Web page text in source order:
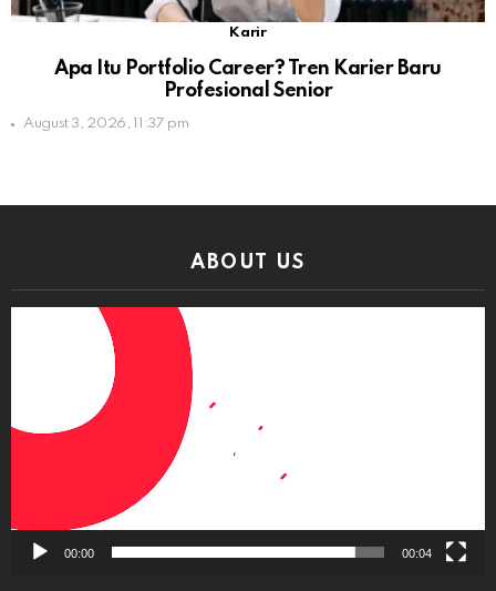
Karir
Apa Itu Portfolio Career? Tren Karier Baru
Profesional Senior
August 3, 2026, 11:37 pm
ABOUT US
00:00 00:04